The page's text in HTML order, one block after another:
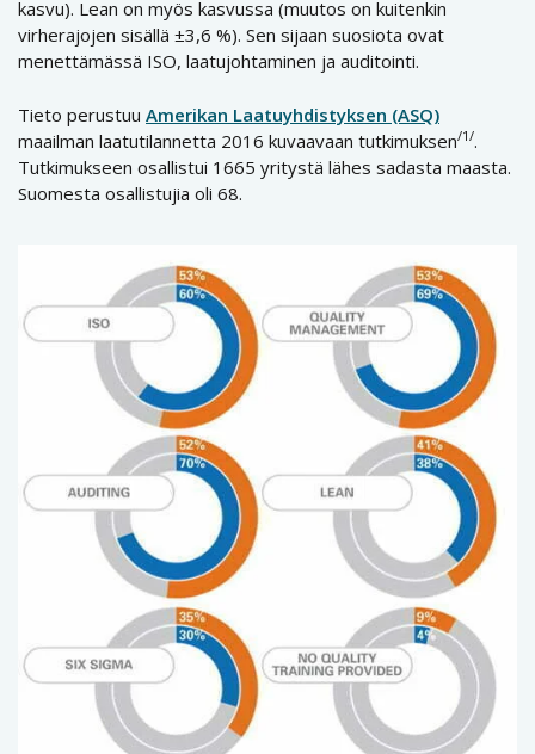
kasvu). Lean on myös kasvussa (muutos on kuitenkin
virherajojen sisällä ±3,6 %). Sen sijaan suosiota ovat
menettämässä ISO, laatujohtaminen ja auditointi.
Tieto perustuu Amerikan Laatuyhdistyksen (ASQ)
maailman laatutilannetta 2016 kuvaavaan tutkimuksen/1/.
Tutkimukseen osallistui 1665 yritystä lähes sadasta maasta.
Suomesta osallistujia oli 68.